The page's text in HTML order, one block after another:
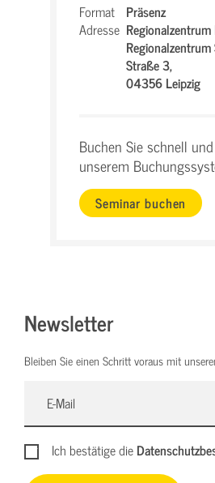
Format Präsenz
Adresse Regionalzentrum
Straße 3,
04356 Leipzig
Buchen Sie schnell
unserem
Seminar buchen
Newsletter
Bleiben Sie einen Schritt voraus mit
Ich bestätige die